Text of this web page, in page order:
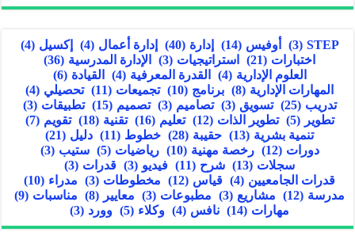
STEP
(3) أوفيس (14) إدارة (40) إدارة أعمال (4) إكسيل (4)
اختبارات (21) استراتيجيات (3) الإدارة المدرسية (36)
العلوم الإدارية (4) القدرة المعرفية (4) القيادة (6)
المهارات الإدارية (8) برنامج (10) تجميعات (11) تحصيلي (4)
تدريب (25) تسويق (3) تصاميم (3) تصميم (15) تطبيقات (3)
تطوير
(5) تطوير الذات (12) تعليم (16) تقنية (18) تقويم (7)
تنمية بشرية (13) حقيبة (28) خطوط (11) دليل (21)
دورات (12) رخصة مهنية (10) رياضيات (5) ستيب (3)
سجلات (13) شرح (11) فيديو (3) قدرات (3)
قدرات الجامعيين (4) قياس (12) مخطوطات (3) مدراء (10)
مدرسة (12) مشاريع (3) مطبوعات (3) معايير (8) مناسبات (9)
مهارات (14) نافس (4) وكلاء (5) وورد (3)